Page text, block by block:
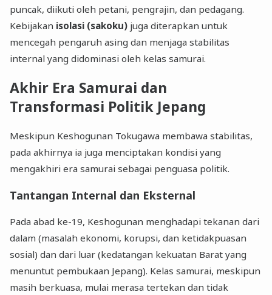
puncak, diikuti oleh petani, pengrajin, dan pedagang.
Kebijakan isolasi (sakoku) juga diterapkan untuk
mencegah pengaruh asing dan menjaga stabilitas
internal yang didominasi oleh kelas samurai.
Akhir Era Samurai dan
Transformasi Politik Jepang
Meskipun Keshogunan Tokugawa membawa stabilitas,
pada akhirnya ia juga menciptakan kondisi yang
mengakhiri era samurai sebagai penguasa politik.
Tantangan Internal dan Eksternal
Pada abad ke-19, Keshogunan menghadapi tekanan dari
dalam (masalah ekonomi, korupsi, dan ketidakpuasan
sosial) dan dari luar (kedatangan kekuatan Barat yang
menuntut pembukaan Jepang). Kelas samurai, meskipun
masih berkuasa, mulai merasa tertekan dan tidak